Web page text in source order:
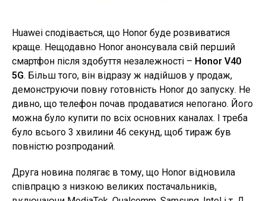
Huawei сподівається, що Honor буде розвиватися
краще. Нещодавно Honor анонсувала свій перший
смартфон після здобуття незалежності – Honor V40
5G. Більш того, він відразу ж надійшов у продаж,
демонструючи повну готовність Honor до запуску. Не
дивно, що телефон почав продаватися непогано. Його
можна було купити по всіх основних каналах. І треба
було всього 3 хвилини 46 секунд, щоб тираж був
повністю розпроданий.
Друга новина полягає в тому, що Honor відновила
співпрацю з низкою великих постачальників,